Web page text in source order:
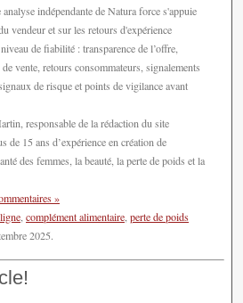
analyse indépendante de Natura force s'appuie
vendeur et sur les retours d'expérience
de fiabilité : transparence de l’offre,
vente, retours consommateurs, signalements
de risque et points de vigilance avant
responsable de la rédaction du site
15 ans d’expérience en création de
des femmes, la beauté, la perte de poids et la
»
complément alimentaire perte de poids
2025.